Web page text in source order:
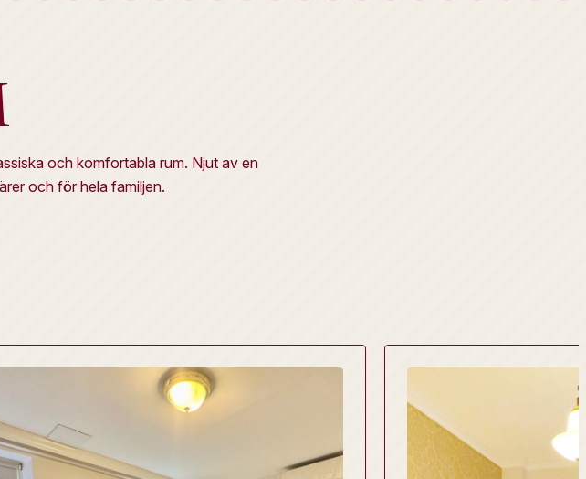
och komfortabla rum. Njut av en
och för hela familjen.